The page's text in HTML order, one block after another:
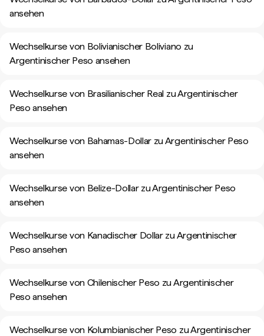
ansehen
Wechselkurse von Bolivianischer Boliviano zu
Argentinischer Peso ansehen
Wechselkurse von Brasilianischer Real zu Argentinischer
Peso ansehen
Wechselkurse von Bahamas-Dollar zu Argentinischer Peso
ansehen
Wechselkurse von Belize-Dollar zu Argentinischer Peso
ansehen
Wechselkurse von Kanadischer Dollar zu Argentinischer
Peso ansehen
Wechselkurse von Chilenischer Peso zu Argentinischer
Peso ansehen
Wechselkurse von Kolumbianischer Peso zu Argentinischer